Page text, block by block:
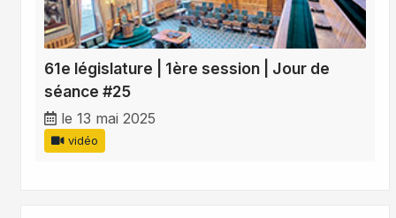
61e législature | 1ère session | Jour de
séance #25
le 13 mai 2025
vidéo